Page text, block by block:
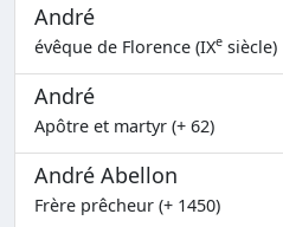
André
évêque de Florence (IXe siècle)
André
Apôtre et martyr (+ 62)
André Abellon
Frère prêcheur (+ 1450)